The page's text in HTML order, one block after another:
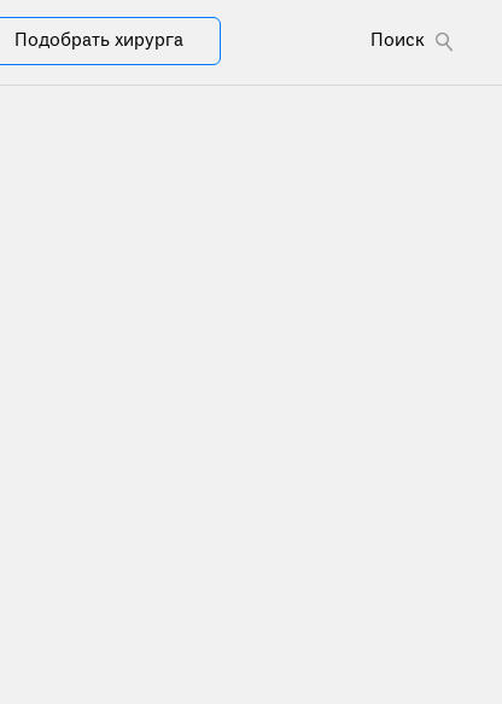
Подобрать хирурга Поиск